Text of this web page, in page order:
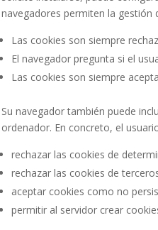
navegadores permiten la gestión
Las cookies son siempre
El navegador pregunta si el
Las cookies son siempre
Su navegador también puede
ordenador. En concreto, el
rechazar las cookies de
rechazar las cookies de
aceptar cookies como no
permitir al servidor crear